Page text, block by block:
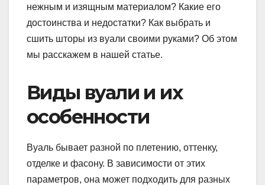
нежным и изящным материалом? Какие его
достоинства и недостатки? Как выбрать и
сшить шторы из вуали своими руками? Об этом
мы расскажем в нашей статье.
Виды вуали и их
особенности
Вуаль бывает разной по плетению, оттенку,
отделке и фасону. В зависимости от этих
параметров, она может подходить для разных